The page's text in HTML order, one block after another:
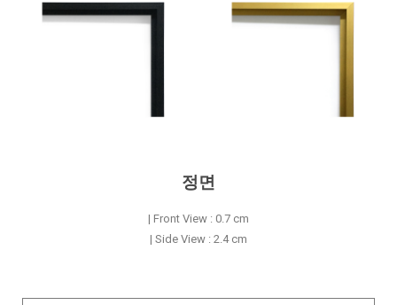
정면
| Front View : 0.7 cm
| Side View : 2.4 cm